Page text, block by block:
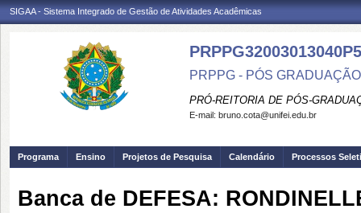
SIGAA - Sistema Integrado de Gestão de Atividades Acadêmicas
PRPPG32003013040P5
PRPPG - PÓS
PRÓ-REITORIA DE PÓS-
E-mail: bruno.cota@unifei.edu.br
Programa Ensino Projetos de Pesquisa Calendário Processos
Banca de DEFESA: